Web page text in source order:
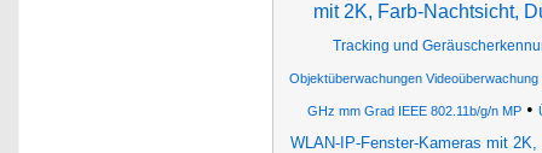
mit 2K, Farb-Nachtsicht,
Tracking und
Objektüberwachungen Videoüberwachung
GHz mm Grad IEEE 802.11b/g/n MP •
WLAN-IP-Fenster-Kameras mit